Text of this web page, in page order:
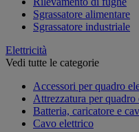
Sgrassatore alimentare
Sgrassatore industriale
Elettricità
Vedi tutte le categorie
Accessori per quadro
Attrezzatura per quadro
Batteria, caricatore e
Cavo elettrico